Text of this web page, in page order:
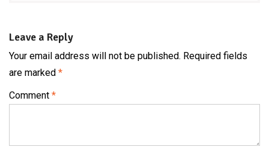
Leave a Reply
Your email address will not be published. Required fields
are marked *
Comment *